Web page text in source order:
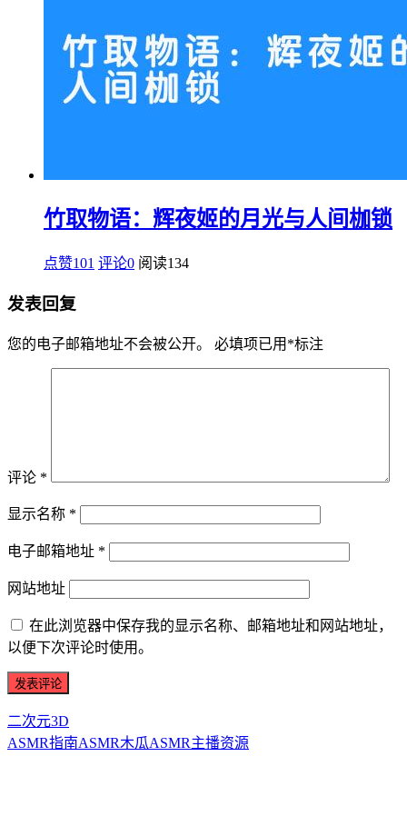
竹取物语：辉夜姬的月光与人间枷锁
点赞101 评论0 阅读134
发表回复
您的电子邮箱地址不会被公开。 必填项已用 *标注
评论 *
显示名称 *
电子邮箱地址 *
网站地址
在此浏览器中保存我的显示名称、邮箱地址和网站地址，
以便下次评论时使用。
二次元3D
ASMR指南ASMR木瓜ASMR主播资源